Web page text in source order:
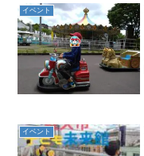
イベント
イベント